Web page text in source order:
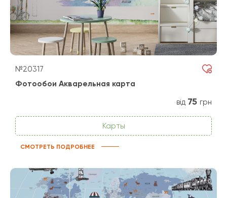
№20317
Фотообои Акварельная карта
від 75 грн
Карты
СМОТРЕТЬ ПОДРОБНЕЕ